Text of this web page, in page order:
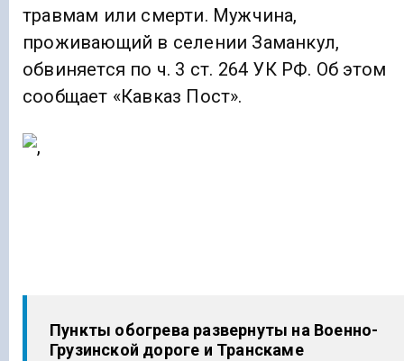
травмам или смерти. Мужчина,
проживающий в селении Заманкул,
обвиняется по ч. 3 ст. 264 УК РФ. Об этом
сообщает «Кавказ Пост».
Пункты обогрева развернуты на Военно-
Грузинской дороге и Транскаме